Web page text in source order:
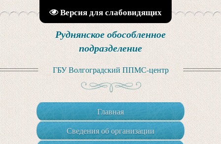
Версия для слабовидящих
Руднянское обособленное
подразделение
ГБУ Волгоградский ППМС-центр
Главная
Сведения об организации